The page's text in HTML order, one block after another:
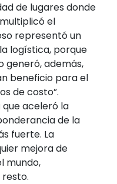
de lugares donde
el
representó un
logística, porque
generó, además,
beneficio para el
de costo”.
aceleró la
de la
fuerte. La
mejora de
mundo,